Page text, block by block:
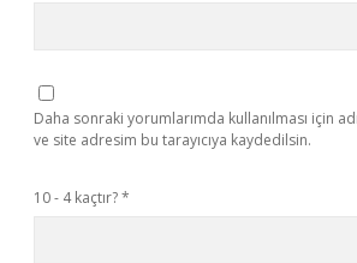
Daha sonraki yorumlarımda kullanılması için
ve site adresim bu tarayıcıya kaydedilsin.
10 - 4 kaçtır?*